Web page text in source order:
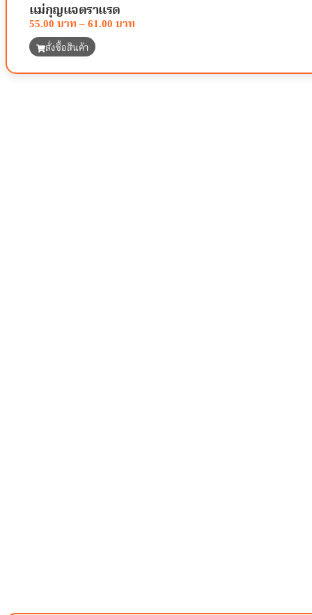
แม่กุญแจตราแรด
55.00 –61.00
สั่งซื้อสินค้า